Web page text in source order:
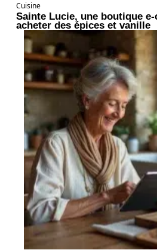
Cuisine
Sainte Lucie, une boutique
acheter des épices et vanille